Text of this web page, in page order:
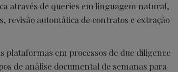
através de queries em linguagem natural,
revisão automática de contratos e extração
plataformas em processos de due diligence
de análise documental de semanas para